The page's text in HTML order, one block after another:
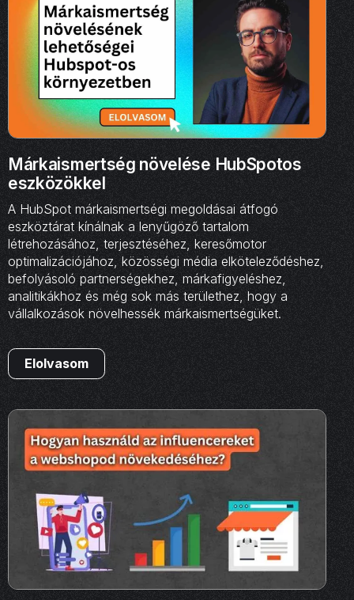
Márkaismertség növelése HubSpotos
eszközökkel
A HubSpot márkaismertségi megoldásai átfogó
eszköztárat kínálnak a lenyűgöző tartalom
létrehozásához, terjesztéséhez, keresőmotor
optimalizációjához, közösségi média elköteleződéshez,
befolyásoló partnerségekhez, márkafigyeléshez,
analitikákhoz és még sok más területhez, hogy a
vállalkozások növelhessék márkaismertségüket.
Elolvasom